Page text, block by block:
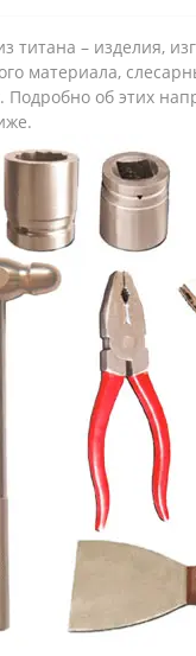
титана – изделия,
материала,
Подробно об этих